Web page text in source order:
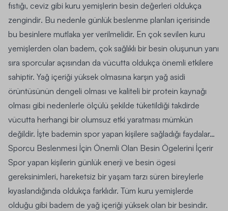
fıstığı, ceviz gibi kuru yemişlerin besin değerleri oldukça
zengindir. Bu nedenle günlük beslenme planları içerisinde
bu besinlere mutlaka yer verilmelidir. En çok sevilen kuru
yemişlerden olan badem, çok sağlıklı bir besin oluşunun yanı
sıra sporcular açısından da vücutta oldukça önemli etkilere
sahiptir. Yağ içeriği yüksek olmasına karşın yağ asidi
örüntüsünün dengeli olması ve kaliteli bir protein kaynağı
olması gibi nedenlerle ölçülü şekilde tüketildiği takdirde
vücutta herhangi bir olumsuz etki yaratması mümkün
değildir. İşte bademin spor yapan kişilere sağladığı faydalar…
Sporcu Beslenmesi İçin Önemli Olan Besin Ögelerini İçerir
Spor yapan kişilerin günlük enerji ve besin ögesi
gereksinimleri, hareketsiz bir yaşam tarzı süren bireylerle
kıyaslandığında oldukça farklıdır. Tüm kuru yemişlerde
olduğu gibi badem de yağ içeriği yüksek olan bir besindir.